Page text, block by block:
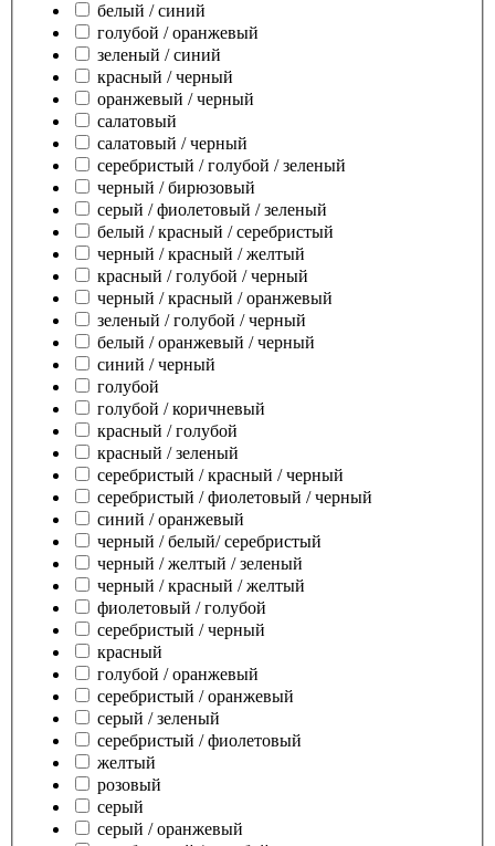
белый / синий
голубой / оранжевый
зеленый / синий
красный / черный
оранжевый / черный
салатовый
салатовый / черный
серебристый / голубой / зеленый
черный / бирюзовый
серый / фиолетовый / зеленый
белый / красный / серебристый
черный / красный / желтый
красный / голубой / черный
черный / красный / оранжевый
зеленый / голубой / черный
белый / оранжевый / черный
синий / черный
голубой
голубой / коричневый
красный / голубой
красный / зеленый
серебристый / красный / черный
серебристый / фиолетовый / черный
синий / оранжевый
черный / белый/ серебристый
черный / желтый / зеленый
черный / красный / желтый
фиолетовый / голубой
серебристый / черный
красный
голубой / оранжевый
серебристый / оранжевый
серый / зеленый
серебристый / фиолетовый
желтый
розовый
серый
серый / оранжевый